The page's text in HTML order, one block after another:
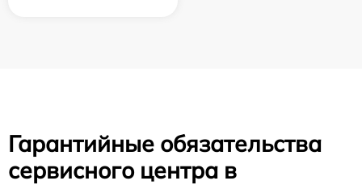
Гарантийные обязательства
сервисного центра в